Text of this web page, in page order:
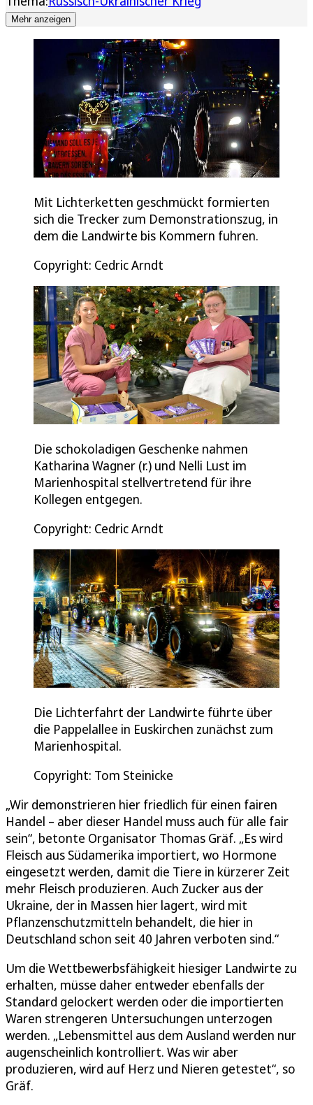
Mehr anzeigen
Mit Lichterketten geschmückt formierten
sich die Trecker zum Demonstrationszug, in
dem die Landwirte bis Kommern fuhren.
Copyright: Cedric Arndt
Die schokoladigen Geschenke nahmen
Katharina Wagner (r.) und Nelli Lust im
Marienhospital stellvertretend für ihre
Kollegen entgegen.
Copyright: Cedric Arndt
Die Lichterfahrt der Landwirte führte über
die Pappelallee in Euskirchen zunächst zum
Marienhospital.
Copyright: Tom Steinicke
„Wir demonstrieren hier friedlich für einen fairen
Handel – aber dieser Handel muss auch für alle fair
sein“, betonte Organisator Thomas Gräf. „Es wird
Fleisch aus Südamerika importiert, wo Hormone
eingesetzt werden, damit die Tiere in kürzerer Zeit
mehr Fleisch produzieren. Auch Zucker aus der
Ukraine, der in Massen hier lagert, wird mit
Pflanzenschutzmitteln behandelt, die hier in
Deutschland schon seit 40 Jahren verboten sind.“
Um die Wettbewerbsfähigkeit hiesiger Landwirte zu
erhalten, müsse daher entweder ebenfalls der
Standard gelockert werden oder die importierten
Waren strengeren Untersuchungen unterzogen
werden. „Lebensmittel aus dem Ausland werden nur
augenscheinlich kontrolliert. Was wir aber
produzieren, wird auf Herz und Nieren getestet“, so
Gräf.